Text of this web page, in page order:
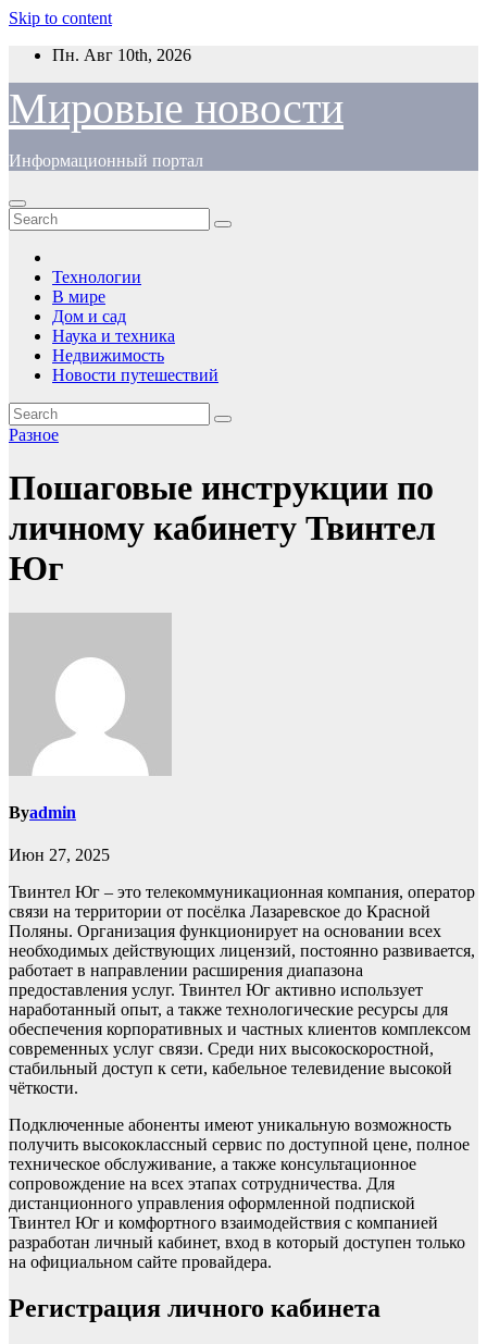
Skip to content
Пн. Авг 10th, 2026
Мировые новости
Информационный портал
Технологии
В мире
Дом и сад
Наука и техника
Недвижимость
Новости путешествий
Разное
Пошаговые инструкции по
личному кабинету Твинтел
Юг
Byadmin
Июн 27, 2025
Твинтел Юг – это телекоммуникационная компания, оператор
связи на территории от посёлка Лазаревское до Красной
Поляны. Организация функционирует на основании всех
необходимых действующих лицензий, постоянно развивается,
работает в направлении расширения диапазона
предоставления услуг. Твинтел Юг активно использует
наработанный опыт, а также технологические ресурсы для
обеспечения корпоративных и частных клиентов комплексом
современных услуг связи. Среди них высокоскоростной,
стабильный доступ к сети, кабельное телевидение высокой
чёткости.
Подключенные абоненты имеют уникальную возможность
получить высококлассный сервис по доступной цене, полное
техническое обслуживание, а также консультационное
сопровождение на всех этапах сотрудничества. Для
дистанционного управления оформленной подпиской
Твинтел Юг и комфортного взаимодействия с компанией
разработан личный кабинет, вход в который доступен только
на официальном сайте провайдера.
Регистрация личного кабинета